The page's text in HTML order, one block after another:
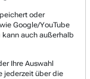
die ...
Watchlist
oder
Google/YouTube
auch außerhalb
Ihre Auswahl
jederzeit über die